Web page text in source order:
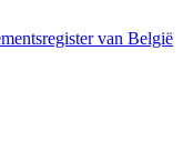
van België